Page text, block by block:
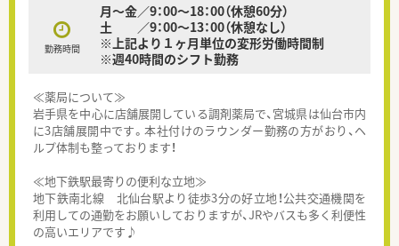
勤務時間
月～金／9：00～18：00（休憩60分）
土 ／9：00～13：00（休憩なし）
※上記より１ヶ月単位の変形労働時間制
※週40時間のシフト勤務
≪薬局について≫
岩手県を中心に店舗展開している調剤薬局で、宮城県は仙台市内
に3店舗展開中です。本社付けのラウンダー勤務の方がおり、ヘ
ルプ体制も整っております！
≪地下鉄駅最寄りの便利な立地≫
地下鉄南北線 北仙台駅より徒歩3分の好立地！公共交通機関を
利用しての通勤をお願いしておりますが、JRやバスも多く利便性
の高いエリアです♪